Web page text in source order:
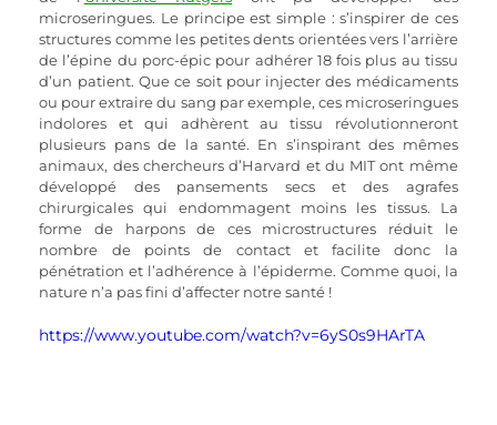
microseringues. Le principe est simple : s’inspirer de ces
structures comme les petites dents orientées vers l’arrière
de l’épine du porc-épic pour adhérer 18 fois plus au tissu
d’un patient. Que ce soit pour injecter des médicaments
ou pour extraire du sang par exemple, ces microseringues
indolores et qui adhèrent au tissu révolutionneront
plusieurs pans de la santé. En s’inspirant des mêmes
animaux, des chercheurs d’Harvard et du MIT ont même
développé des pansements secs et des agrafes
chirurgicales qui endommagent moins les tissus. La
forme de harpons de ces microstructures réduit le
nombre de points de contact et facilite donc la
pénétration et l’adhérence à l’épiderme. Comme quoi, la
nature n’a pas fini d’affecter notre santé !
https://www.youtube.com/watch?v=6yS0s9HArTA